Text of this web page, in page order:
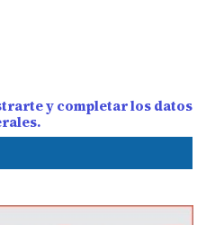
y completar los datos